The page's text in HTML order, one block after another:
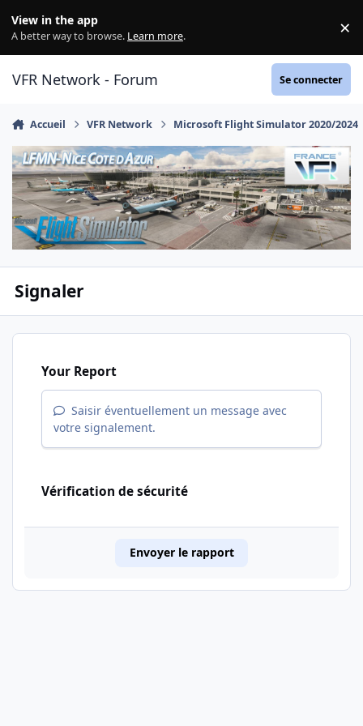
View in the app
A better way to browse. Learn more. ×
VFR Network - Forum Se connecter
Accueil VFR Network Microsoft Flight Simulator 2020/2024
Signaler
Your Report
Saisir éventuellement un message avec
votre signalement.
Vérification de sécurité
Envoyer le rapport